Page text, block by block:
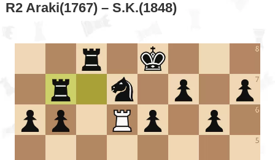
R2 Araki(1767) – S.K.(1848)